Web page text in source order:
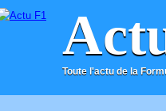
Toute l'actu de la
ACCUEIL CONTACT